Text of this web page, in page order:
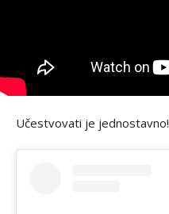
Učestvovati je jednostavno!